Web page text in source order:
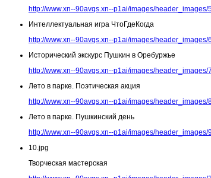
http://www.xn--90avqs.xn--p1ai/images/header_images/
Интеллектуальная игра ЧтоГдеКогда
http://www.xn--90avqs.xn--p1ai/images/header_images/
Исторический экскурс Пушкин в Оребуржье
http://www.xn--90avqs.xn--p1ai/images/header_images/
Лето в парке. Поэтическая акция
http://www.xn--90avqs.xn--p1ai/images/header_images/
Лето в парке. Пушкинский день
http://www.xn--90avqs.xn--p1ai/images/header_images/
10.jpg
Творческая мастерская